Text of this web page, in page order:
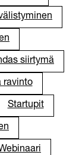
siirtymä
ravinto
Startupit